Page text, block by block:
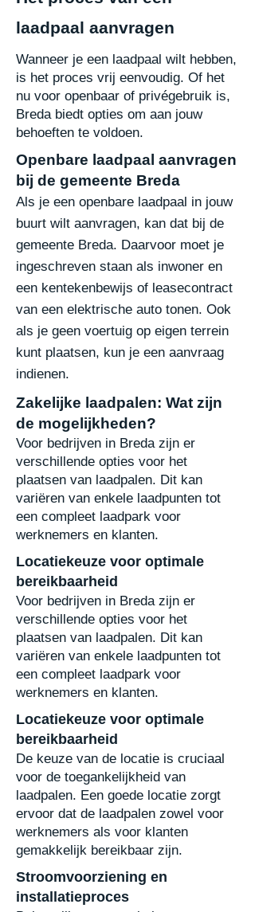
laadpaal aanvragen
Wanneer je een laadpaal wilt hebben,
is het proces vrij eenvoudig. Of het
nu voor openbaar of privégebruik is,
Breda biedt opties om aan jouw
behoeften te voldoen.
Openbare laadpaal aanvragen
bij de gemeente Breda
Als je een openbare laadpaal in jouw
buurt wilt aanvragen, kan dat bij de
gemeente Breda. Daarvoor moet je
ingeschreven staan als inwoner en
een kentekenbewijs of leasecontract
van een elektrische auto tonen. Ook
als je geen voertuig op eigen terrein
kunt plaatsen, kun je een aanvraag
indienen.
Zakelijke laadpalen: Wat zijn
de mogelijkheden?
Voor bedrijven in Breda zijn er
verschillende opties voor het
plaatsen van laadpalen. Dit kan
variëren van enkele laadpunten tot
een compleet laadpark voor
werknemers en klanten.
Locatiekeuze voor optimale
bereikbaarheid
Voor bedrijven in Breda zijn er
verschillende opties voor het
plaatsen van laadpalen. Dit kan
variëren van enkele laadpunten tot
een compleet laadpark voor
werknemers en klanten.
Locatiekeuze voor optimale
bereikbaarheid
De keuze van de locatie is cruciaal
voor de toegankelijkheid van
laadpalen. Een goede locatie zorgt
ervoor dat de laadpalen zowel voor
werknemers als voor klanten
gemakkelijk bereikbaar zijn.
Stroomvoorziening en
installatieproces